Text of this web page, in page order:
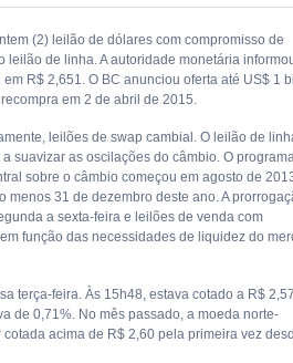
(2) leilão de dólares com compromisso de
leilão de linha. A autoridade monetária
R$ 2,651. O BC anunciou oferta até US$ 1
em 2 de abril de 2015.
leilões de swap cambial. O leilão de
suavizar as oscilações do câmbio. O
sobre o câmbio começou em agosto de
menos 31 de dezembro deste ano. A
a sexta-feira e leilões de venda com
função das necessidades de liquidez do
terça-feira. Às 15h48, estava cotado a R$
de 0,71%. No mês passado, a moeda norte-
acima de R$ 2,60 pela primeira vez